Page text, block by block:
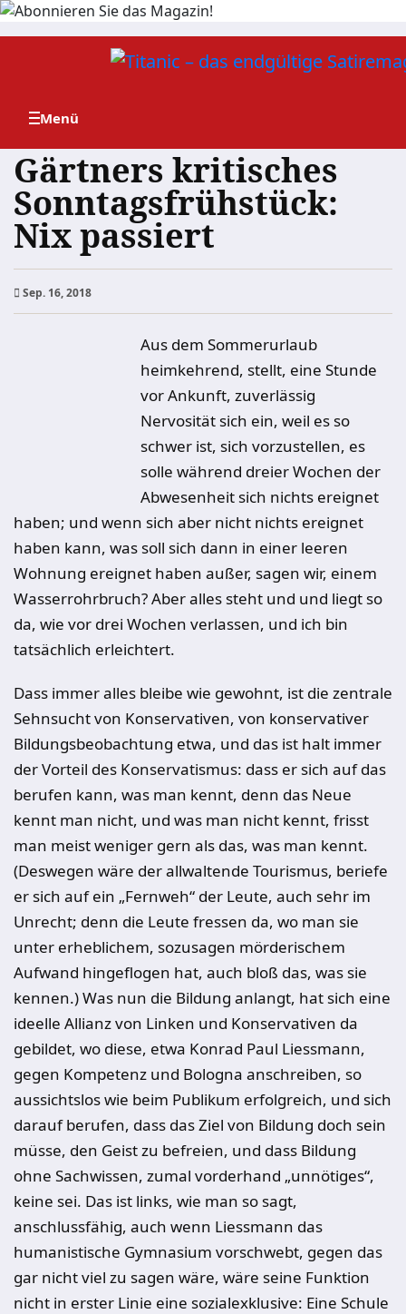
Zum
Gärtners kritisches
Sonntagsfrühstück:
Nix passiert
Sep. 16, 2018
Aus dem Sommerurlaub
heimkehrend, stellt, eine Stunde
vor Ankunft, zuverlässig
Nervosität sich ein, weil es so
schwer ist, sich vorzustellen, es
solle während dreier Wochen der
Abwesenheit sich nichts ereignet
haben; und wenn sich aber nicht nichts ereignet
haben kann, was soll sich dann in einer leeren
Wohnung ereignet haben außer, sagen wir, einem
Wasserrohrbruch? Aber alles steht und und liegt so
da, wie vor drei Wochen verlassen, und ich bin
tatsächlich erleichtert.
Dass immer alles bleibe wie gewohnt, ist die zentrale
Sehnsucht von Konservativen, von konservativer
Bildungsbeobachtung etwa, und das ist halt immer
der Vorteil des Konservatismus: dass er sich auf das
berufen kann, was man kennt, denn das Neue
kennt man nicht, und was man nicht kennt, frisst
man meist weniger gern als das, was man kennt.
(Deswegen wäre der allwaltende Tourismus, beriefe
er sich auf ein „Fernweh“ der Leute, auch sehr im
Unrecht; denn die Leute fressen da, wo man sie
unter erheblichem, sozusagen mörderischem
Aufwand hingeflogen hat, auch bloß das, was sie
kennen.) Was nun die Bildung anlangt, hat sich eine
ideelle Allianz von Linken und Konservativen da
gebildet, wo diese, etwa Konrad Paul Liessmann,
gegen Kompetenz und Bologna anschreiben, so
aussichtslos wie beim Publikum erfolgreich, und sich
darauf berufen, dass das Ziel von Bildung doch sein
müsse, den Geist zu befreien, und dass Bildung
ohne Sachwissen, zumal vorderhand „unnötiges“,
keine sei. Das ist links, wie man so sagt,
anschlussfähig, auch wenn Liessmann das
humanistische Gymnasium vorschwebt, gegen das
gar nicht viel zu sagen wäre, wäre seine Funktion
nicht in erster Linie eine sozialexklusive: Eine Schule